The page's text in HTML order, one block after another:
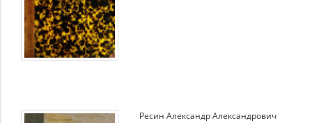
Ресин Александр Александрович